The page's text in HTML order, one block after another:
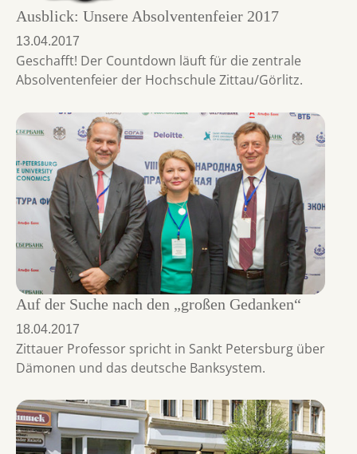
Ausblick: Unsere Absolventenfeier 2017
13.04.2017
Geschafft! Der Countdown läuft für die zentrale
Absolventenfeier der Hochschule Zittau/Görlitz.
Auf der Suche nach den „großen Gedanken“
18.04.2017
Zittauer Professor spricht in Sankt Petersburg über
Dämonen und das deutsche Banksystem.